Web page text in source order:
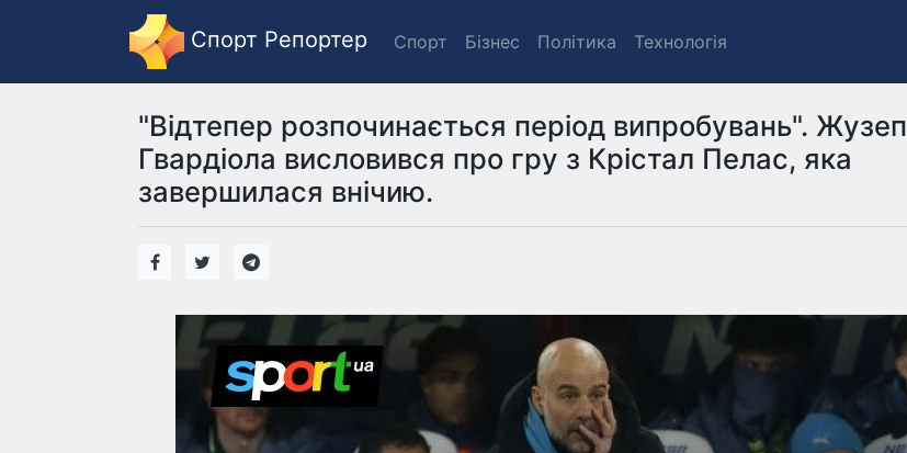
Спорт Репортер Спорт Бізнес Політика Технологія
"Відтепер розпочинається період випробувань". Жузеп
Гвардіола висловився про гру з Крістал Пелас, яка
завершилася внічию.